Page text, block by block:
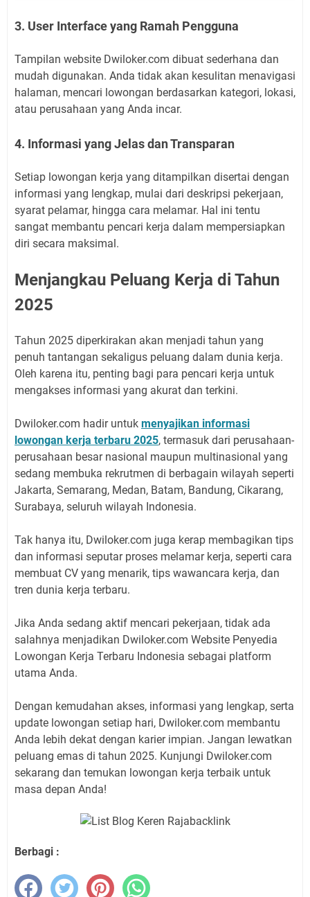
3. User Interface yang Ramah Pengguna
Tampilan website Dwiloker.com dibuat sederhana dan
mudah digunakan. Anda tidak akan kesulitan menavigasi
halaman, mencari lowongan berdasarkan kategori, lokasi,
atau perusahaan yang Anda incar.
4. Informasi yang Jelas dan Transparan
Setiap lowongan kerja yang ditampilkan disertai dengan
informasi yang lengkap, mulai dari deskripsi pekerjaan,
syarat pelamar, hingga cara melamar. Hal ini tentu
sangat membantu pencari kerja dalam mempersiapkan
diri secara maksimal.
Menjangkau Peluang Kerja di Tahun
2025
Tahun 2025 diperkirakan akan menjadi tahun yang
penuh tantangan sekaligus peluang dalam dunia kerja.
Oleh karena itu, penting bagi para pencari kerja untuk
mengakses informasi yang akurat dan terkini.
Dwiloker.com hadir untuk menyajikan informasi
lowongan kerja terbaru 2025, termasuk dari perusahaan-
perusahaan besar nasional maupun multinasional yang
sedang membuka rekrutmen di berbagain wilayah seperti
Jakarta, Semarang, Medan, Batam, Bandung, Cikarang,
Surabaya, seluruh wilayah Indonesia.
Tak hanya itu, Dwiloker.com juga kerap membagikan tips
dan informasi seputar proses melamar kerja, seperti cara
membuat CV yang menarik, tips wawancara kerja, dan
tren dunia kerja terbaru.
Jika Anda sedang aktif mencari pekerjaan, tidak ada
salahnya menjadikan Dwiloker.com Website Penyedia
Lowongan Kerja Terbaru Indonesia sebagai platform
utama Anda.
Dengan kemudahan akses, informasi yang lengkap, serta
update lowongan setiap hari, Dwiloker.com membantu
Anda lebih dekat dengan karier impian. Jangan lewatkan
peluang emas di tahun 2025. Kunjungi Dwiloker.com
sekarang dan temukan lowongan kerja terbaik untuk
masa depan Anda!
Berbagi :